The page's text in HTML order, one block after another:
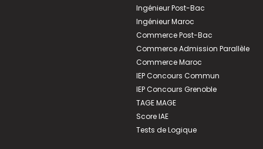
Ingénieur Post-Bac
Ingénieur Maroc
Commerce Post-Bac
Commerce Admission Parallèle
Commerce Maroc
IEP Concours Commun
IEP Concours Grenoble
TAGE MAGE
Score IAE
Tests de Logique